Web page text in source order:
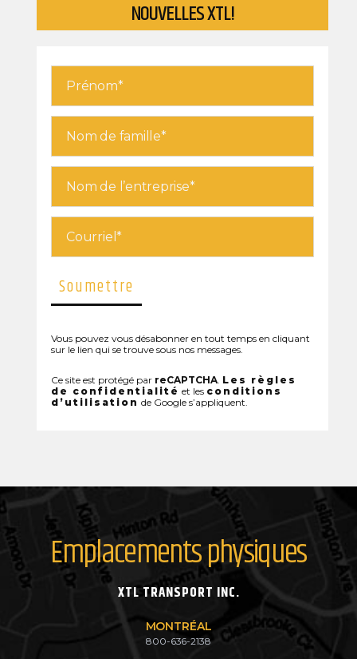
NOUVELLES XTL!
Vous pouvez vous désabonner en tout temps en cliquant
sur le lien qui se trouve sous nos messages.
Ce site est protégé par reCAPTCHA Les règles
de confidentialité et les conditions
d’utilisation de Google s’appliquent.
Emplacements physiques
XTL TRANSPORT INC.
MONTRÉAL
800-636-2138